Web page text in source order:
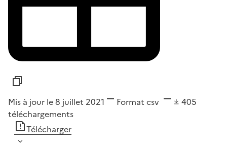
Mis à jour le 8 juillet 2021 Format csv
405
téléchargements
Télécharger